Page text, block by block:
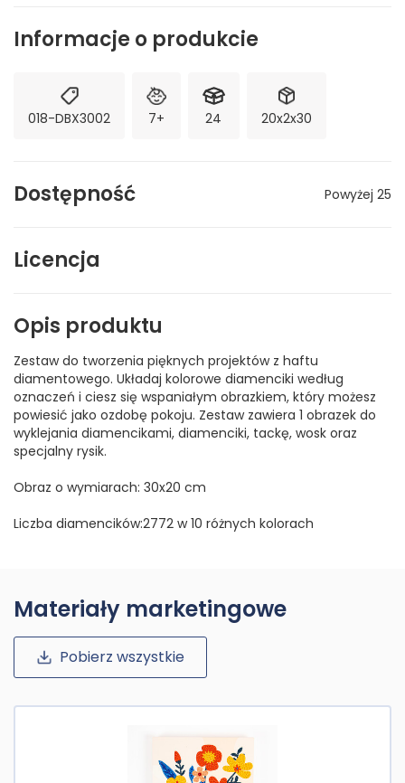
Informacje o produkcie
018-DBX3002 7+ 24 20x2x30
Dostępność Powyżej 25
Licencja
Opis produktu
Zestaw do tworzenia pięknych projektów z haftu
diamentowego. Układaj kolorowe diamenciki według
oznaczeń i ciesz się wspaniałym obrazkiem, który możesz
powiesić jako ozdobę pokoju. Zestaw zawiera 1 obrazek do
wyklejania diamencikami, diamenciki, tackę, wosk oraz
specjalny rysik.
Obraz o wymiarach: 30x20 cm
Liczba diamencików:2772 w 10 różnych kolorach
Materiały marketingowe
Pobierz wszystkie